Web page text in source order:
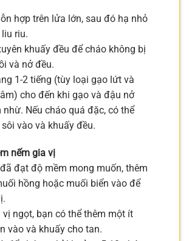
hợp trên lửa lớn, sau đó hạ nhỏ
riu.
khuấy đều để cháo không bị
và nở đều.
1-2 tiếng (tùy loại gạo lứt và
cho đến khi gạo và đậu nở
nhừ. Nếu cháo quá đặc, có thể
vào và khuấy đều.
nếm gia vị
đạt độ mềm mong muốn, thêm
hồng hoặc muối biển vào để
vị ngọt, bạn có thể thêm một ít
vào và khuấy cho tan.